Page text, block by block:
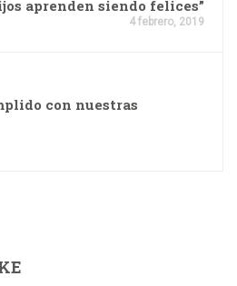
aprenden siendo felices”
4 febrero, 2019
con nuestras